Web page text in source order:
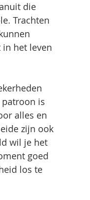
die
Trachten
het leven
patroon is
alles en
zijn ook
wil je het
goed
los te